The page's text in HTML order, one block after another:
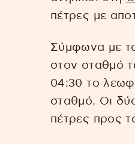
πέτρες με
Σύμφωνα με
στον σταθμό
04:30 το
σταθμό. Οι
πέτρες προς